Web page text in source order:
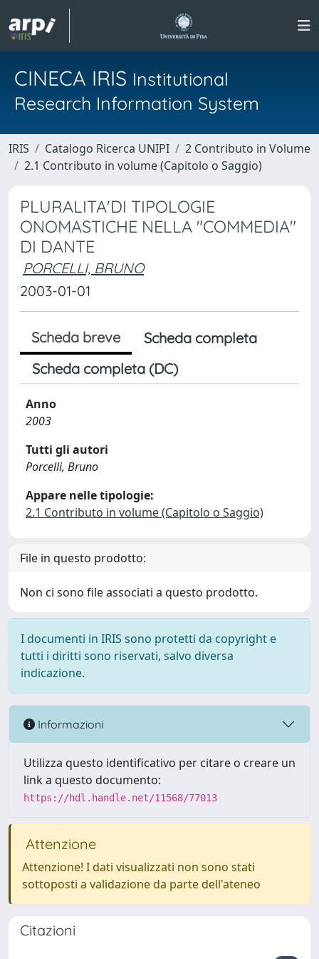
CINECA IRIS Institutional
Research Information System
IRIS Catalogo Ricerca UNIPI
2 Contributo in Volume
2.1 Contributo in volume (Capitolo o Saggio)
PLURALITA'DI TIPOLOGIE
ONOMASTICHE NELLA "COMMEDIA"
DI DANTE
PORCELLI, BRUNO
2003-01-01
Scheda breve
Scheda completa
Scheda completa (DC)
Anno
2003
Tutti gli autori
Porcelli, Bruno
Appare nelle tipologie:
2.1 Contributo in volume (Capitolo o Saggio)
File in questo prodotto:
Non ci sono file associati a questo prodotto.
I documenti in IRIS sono protetti da copyright e
tutti i diritti sono riservati, salvo diversa
indicazione.
Informazioni
Utilizza questo identificativo per citare o creare un
link a questo documento:
https://hdl.handle.net/11568/77013
Attenzione
Attenzione! I dati visualizzati non sono stati
sottoposti a validazione da parte dell'ateneo
Citazioni